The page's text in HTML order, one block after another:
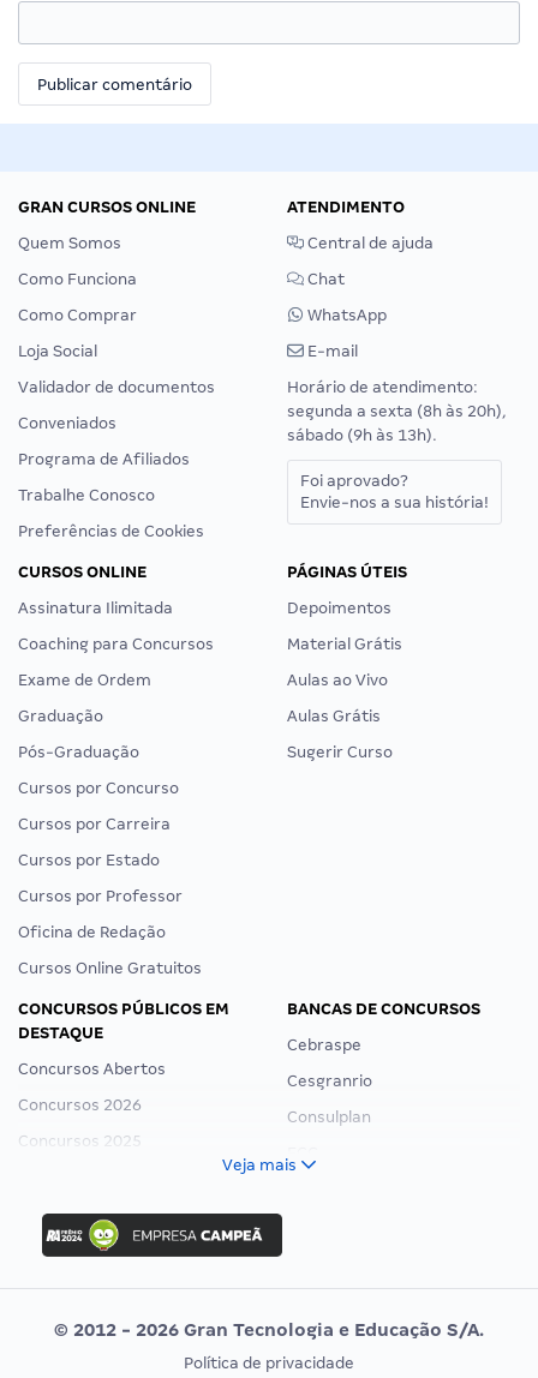
GRAN CURSOS ONLINE
Quem Somos
Como Funciona
Como Comprar
Loja Social
Validador de documentos
Conveniados
Programa de Afiliados
Trabalhe Conosco
Preferências de Cookies
ATENDIMENTO
Central de ajuda
Chat
WhatsApp
E-mail
Horário de atendimento:
segunda a sexta (8h às 20h),
sábado (9h às 13h).
Foi aprovado?
Envie-nos a sua história!
CURSOS ONLINE
Assinatura Ilimitada
Coaching para Concursos
Exame de Ordem
Graduação
Pós-Graduação
Cursos por Concurso
Cursos por Carreira
Cursos por Estado
Cursos por Professor
Oficina de Redação
Cursos Online Gratuitos
PÁGINAS ÚTEIS
Depoimentos
Material Grátis
Aulas ao Vivo
Aulas Grátis
Sugerir Curso
CONCURSOS PÚBLICOS EM
DESTAQUE
Concursos Abertos
Concursos 2026
Concursos 2025
Concurso Ibama
Concurso MPU
Editais publicados
BANCAS DE CONCURSOS
Cebraspe
Cesgranrio
Consulplan
Vunesp
CONCURSOS POR PROFISSÃO EXAME DE ORDEM
Veja mais
© 2012 - 2026 Gran Tecnologia e Educação S/A.
Política de privacidade